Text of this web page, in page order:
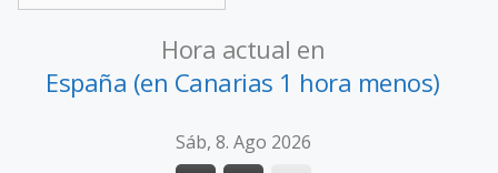
Hora actual en
España (en Canarias 1 hora menos)